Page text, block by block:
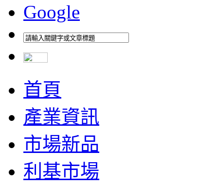
Google
首頁
產業資訊
市場新品
利基市場